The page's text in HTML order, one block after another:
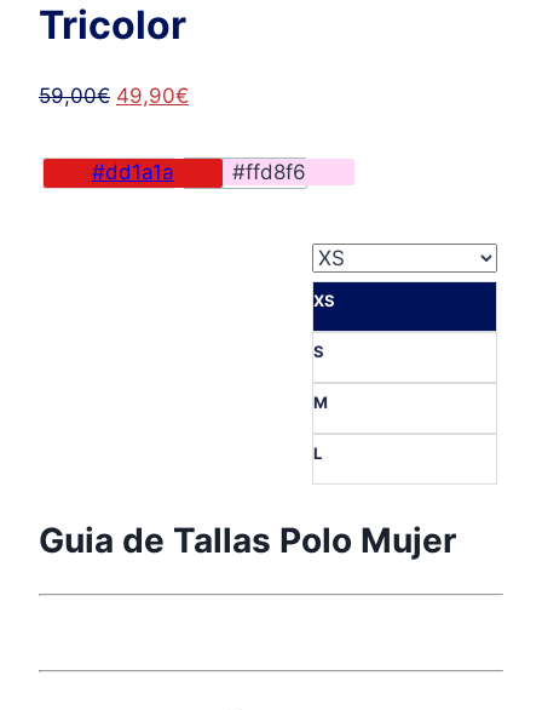
Tricolor
59,00€ El
original
era:
49,90€
actual
es:
#dd1a1a #ffd8f6
XS
S
M
L
Guia de Tallas Polo Mujer